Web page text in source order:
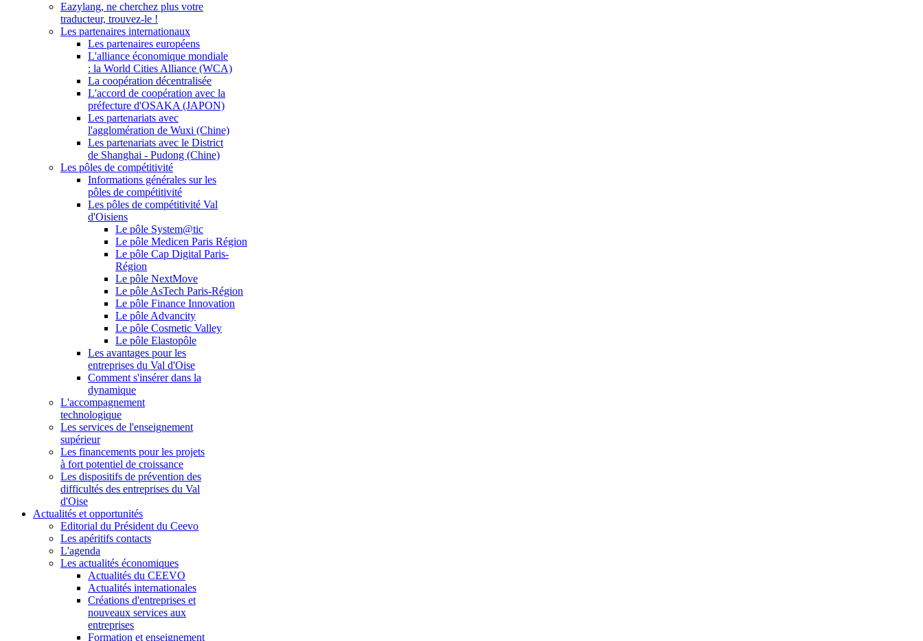
Eazylang, ne cherchez plus votre
traducteur, trouvez-le !
Les partenaires internationaux
Les partenaires européens
L'alliance économique mondiale
: la World Cities Alliance (WCA)
La coopération décentralisée
L'accord de coopération avec la
préfecture d'OSAKA (JAPON)
Les partenariats avec
l'agglomération de Wuxi (Chine)
Les partenariats avec le District
de Shanghai - Pudong (Chine)
Les pôles de compétitivité
Informations générales sur les
pôles de compétitivité
Les pôles de compétitivité Val
d'Oisiens
Le pôle System@tic
Le pôle Medicen Paris Région
Le pôle Cap Digital Paris-
Région
Le pôle NextMove
Le pôle AsTech Paris-Région
Le pôle Finance Innovation
Le pôle Advancity
Le pôle Cosmetic Valley
Le pôle Elastopôle
Les avantages pour les
entreprises du Val d'Oise
Comment s'insérer dans la
dynamique
L'accompagnement
technologique
Les services de l'enseignement
supérieur
Les financements pour les projets
à fort potentiel de croissance
Les dispositifs de prévention des
difficultés des entreprises du Val
d'Oise
Actualités et opportunités
Editorial du Président du Ceevo
Les apéritifs contacts
L'agenda
Les actualités économiques
Actualités du CEEVO
Actualités internationales
Créations d'entreprises et
nouveaux services aux
entreprises
Formation et enseignement